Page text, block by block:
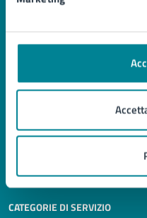
Uffici
Politici
Personale amministrativo
CATEGORIE DI SERVIZIO